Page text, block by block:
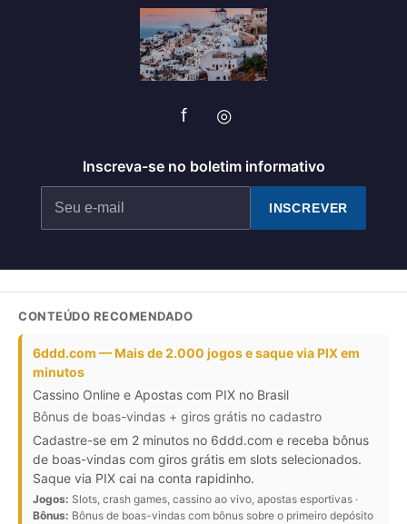
f ◎
Inscreva-se no boletim informativo
INSCREVER
CONTEÚDO RECOMENDADO
6ddd.com — Mais de 2.000 jogos e saque via PIX em
minutos
Cassino Online e Apostas com PIX no Brasil
Bônus de boas-vindas + giros grátis no cadastro
Cadastre-se em 2 minutos no 6ddd.com e receba bônus
de boas-vindas com giros grátis em slots selecionados.
Saque via PIX cai na conta rapidinho.
Jogos: Slots, crash games, cassino ao vivo, apostas esportivas ·
Bônus: Bônus de boas-vindas com bônus sobre o primeiro depósito